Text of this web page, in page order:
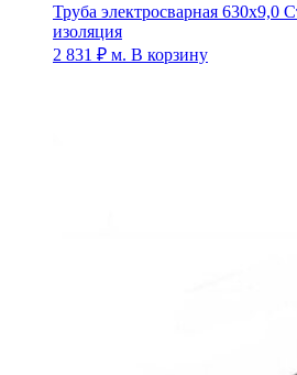
Труба электросварная 630х9,0
изоляция
2 831 ₽ м. В корзину